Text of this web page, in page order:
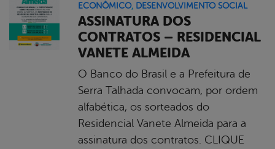
ECONÔMICO, DESENVOLVIMENTO SOCIAL
ASSINATURA DOS
CONTRATOS – RESIDENCIAL
VANETE ALMEIDA
O Banco do Brasil e a Prefeitura de
Serra Talhada convocam, por ordem
alfabética, os sorteados do
Residencial Vanete Almeida para a
assinatura dos contratos. CLIQUE